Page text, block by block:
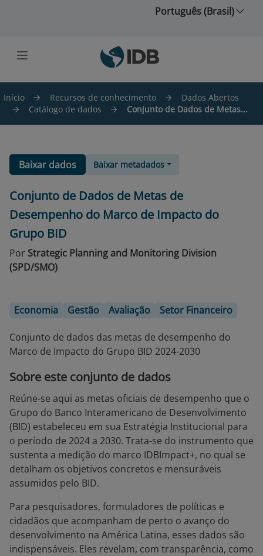
Português (Brasil)
Início Recursos de conhecimento
Dados Abertos
Catálogo de dados
Conjunto de Dados de Metas...
Baixar dados Baixar metadados
Conjunto de Dados de Metas de
Desempenho do Marco de Impacto do
Grupo BID
Por Strategic Planning and Monitoring Division
(SPD/SMO)
Economia Gestão Avaliação Setor Financeiro
Conjunto de dados das metas de desempenho do
Marco de Impacto do Grupo BID 2024-2030
Sobre este conjunto de dados
Reúne-se aqui as metas oficiais de desempenho que o
Grupo do Banco Interamericano de Desenvolvimento
(BID) estabeleceu em sua Estratégia Institucional para
o período de 2024 a 2030. Trata-se do instrumento que
sustenta a medição do marco IDBImpact+, no qual se
detalham os objetivos concretos e mensuráveis
assumidos pelo BID.
Para pesquisadores, formuladores de políticas e
cidadãos que acompanham de perto o avanço do
desenvolvimento na América Latina, esses dados são
indispensáveis. Eles revelam, com transparência, como